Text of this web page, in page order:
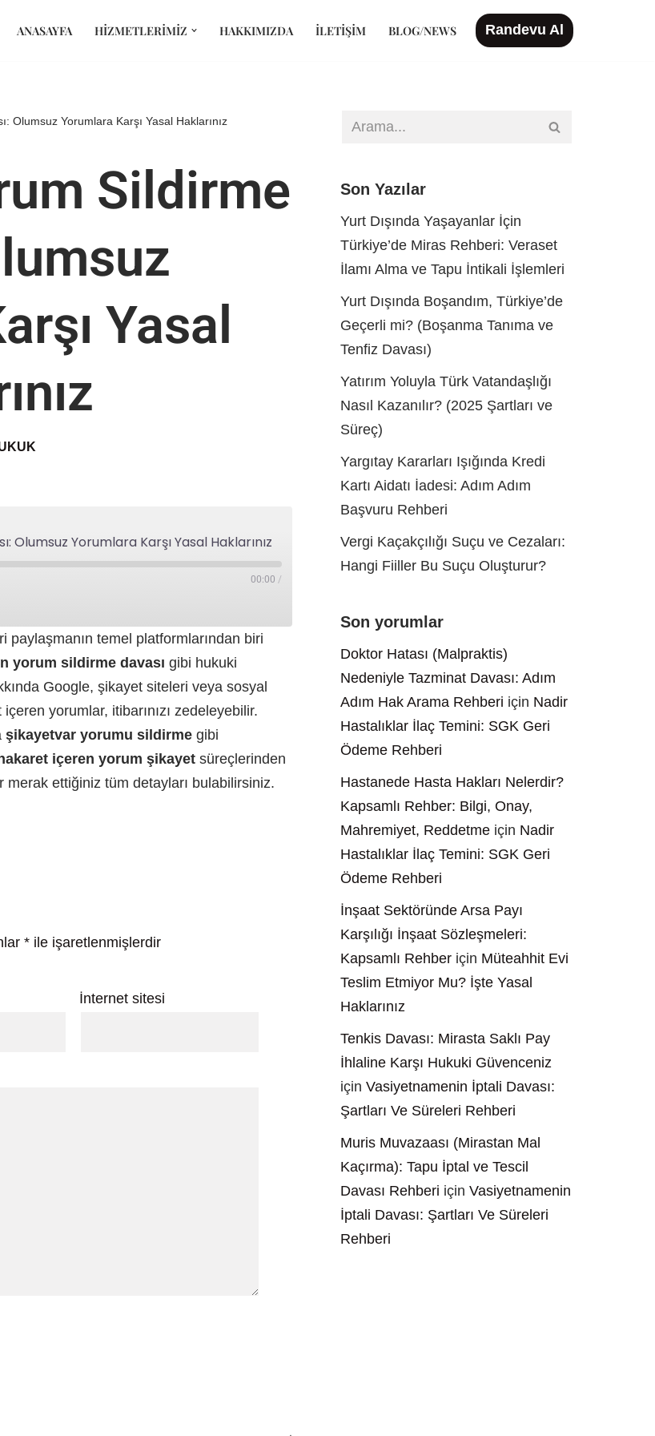
ANASAYFA HIZMETLERIMIZ HAKKIMIZDA İLETIŞIM BLOG/NEWS Randevu Al
Olumsuz Yorumlara Karşı Yasal Haklarınız
Sildirme
Yasal
Yorumlara Karşı Yasal Haklarınız
00:00 /
temel platformlarından biri
yorum sildirme davası gibi hukuki
Google, şikayet siteleri veya sosyal
yorumlar, itibarınızı zedeleyebilir.
şikayetvar yorumu sildirme gibi
hakaret içeren yorum şikayet süreçlerinden
merak ettiğiniz tüm detayları bulabilirsiniz.
* ile işaretlenmişlerdir
İnternet sitesi
Son Yazılar
Yurt Dışında Yaşayanlar İçin
Türkiye’de Miras Rehberi: Veraset
İlamı Alma ve Tapu İntikali İşlemleri
Yurt Dışında Boşandım, Türkiye’de
Geçerli mi? (Boşanma Tanıma ve
Tenfiz Davası)
Yatırım Yoluyla Türk Vatandaşlığı
Nasıl Kazanılır? (2025 Şartları ve
Süreç)
Yargıtay Kararları Işığında Kredi
Kartı Aidatı İadesi: Adım Adım
Başvuru Rehberi
Vergi Kaçakçılığı Suçu ve Cezaları:
Hangi Fiiller Bu Suçu Oluşturur?
Son yorumlar
Doktor Hatası (Malpraktis)
Nedeniyle Tazminat Davası: Adım
Adım Hak Arama Rehberi için Nadir
Hastalıklar İlaç Temini: SGK Geri
Ödeme Rehberi
Hastanede Hasta Hakları Nelerdir?
Kapsamlı Rehber: Bilgi, Onay,
Mahremiyet, Reddetme için Nadir
Hastalıklar İlaç Temini: SGK Geri
Ödeme Rehberi
İnşaat Sektöründe Arsa Payı
Karşılığı İnşaat Sözleşmeleri:
Kapsamlı Rehber için Müteahhit Evi
Teslim Etmiyor Mu? İşte Yasal
Haklarınız
Tenkis Davası: Mirasta Saklı Pay
İhlaline Karşı Hukuki Güvenceniz
için Vasiyetnamenin İptali Davası:
Şartları Ve Süreleri Rehberi
Muris Muvazaası (Mirastan Mal
Kaçırma): Tapu İptal ve Tescil
Davası Rehberi için Vasiyetnamenin
İptali Davası: Şartları Ve Süreleri
Rehberi